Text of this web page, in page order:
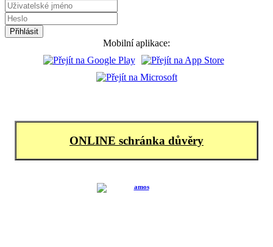
Mobilní aplikace:
ONLINE schránka důvěry